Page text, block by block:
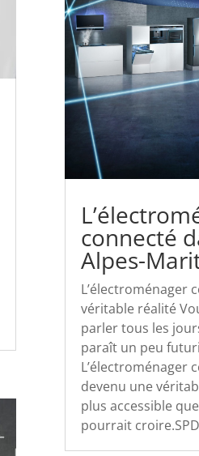
connecté
Alpes-
L’électroménager
véritable réalité
parler tous les
paraît un peu
L’électroménager
devenu une
plus accessible
pourrait